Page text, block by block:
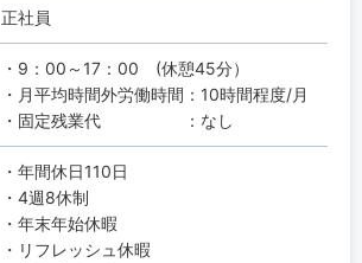
正社員
・9：00～17：00 (休憩45分）
・月平均時間外労働時間：10時間程度/月
・固定残業代 ：なし
・年間休日110日
・4週8休制
・年末年始休暇
・リフレッシュ休暇